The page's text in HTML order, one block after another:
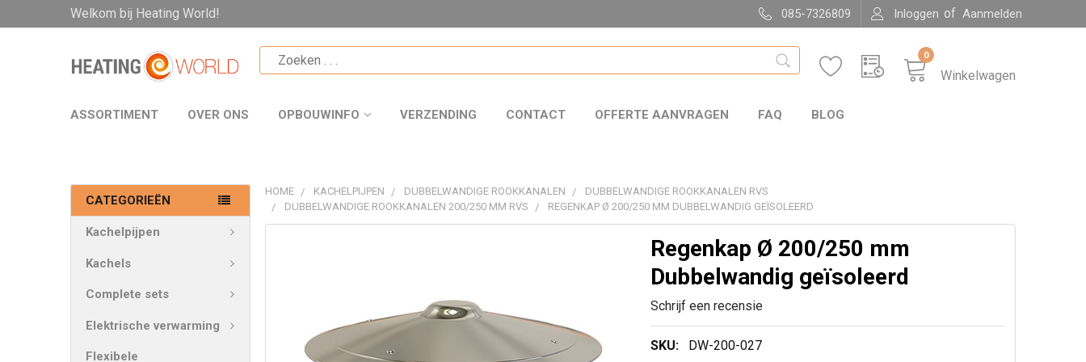
Welkom bij Heating World! 085-7326809 Inloggen of Aanmelden
Winkelwagen
0
ASSORTIMENT OVER ONS OPBOUWINFO VERZENDING CONTACT OFFERTE AANVRAGEN FAQ BLOG
CATEGORIEËN
Kachelpijpen
Kachels
Complete sets
Elektrische verwarming
Flexibele
HOME KACHELPIJPEN DUBBELWANDIGE ROOKKANALEN
DUBBELWANDIGE ROOKKANALEN RVS
DUBBELWANDIGE ROOKKANALEN 200/250 MM RVS
REGENKAP Ø 200/250 MM DUBBELWANDIG GEÏSOLEERD
Regenkap Ø 200/250 mm
Dubbelwandig geïsoleerd
Schrijf een recensie
SKU: DW-200-027
ALLES